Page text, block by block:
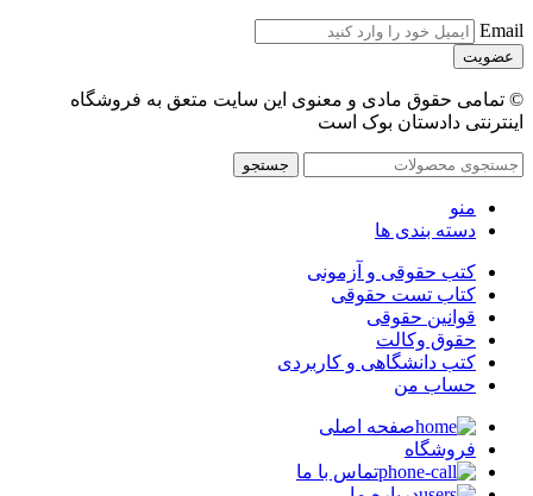
Email
© تمامی حقوق مادی و معنوی این سایت متعق به فروشگاه
اینترنتی دادستان بوک است
جستجو
منو
دسته بندی ها
کتب حقوقی و آزمونی
کتاب تست حقوقی
قوانین حقوقی
حقوق وکالت
کتب دانشگاهی و کاربردی
حساب من
صفحه اصلی
فروشگاه
تماس با ما